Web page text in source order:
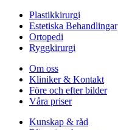
Plastikkirurgi
Estetiska Behandlingar
Ortopedi
Ryggkirurgi
Om oss
Kliniker & Kontakt
Före och efter bilder
Våra priser
Kunskap & råd